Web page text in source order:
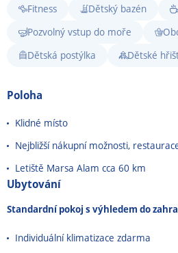
Fitness
Dětský bazén
Pozvolný vstup do moře
Dětská postýlka
Dětské
Poloha
Klidné místo
Nejbližší nákupní možnosti,
Letiště Marsa Alam cca 60 km
Ubytování
Standardní pokoj s výhledem do
Individuální klimatizace zdarma